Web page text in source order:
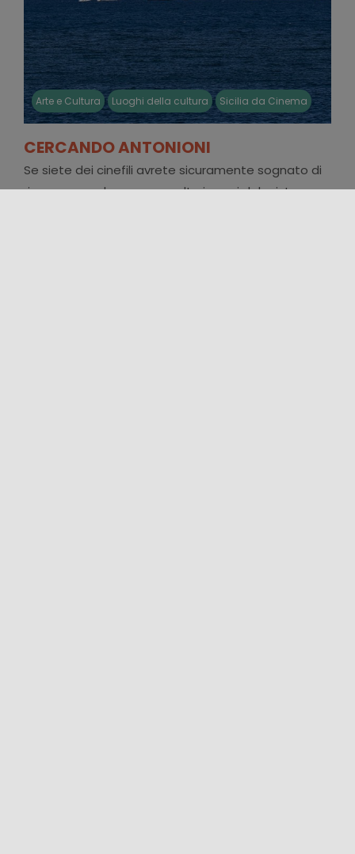
Arte e Cultura Luoghi della cultura Sicilia da Cinema
CERCANDO ANTONIONI
Se siete dei cinefili avrete sicuramente sognato di
ripercorrere almeno una volta i passi del mistero